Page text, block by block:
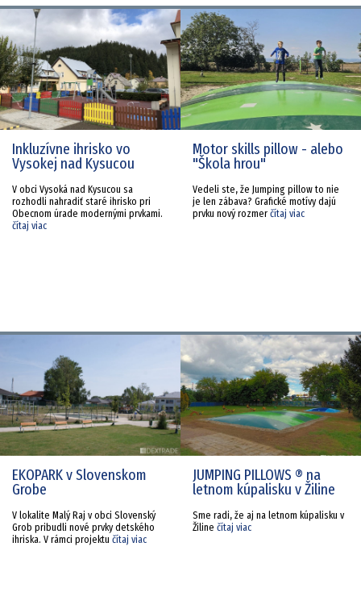
Inkluzívne ihrisko vo
Vysokej nad Kysucou
V obci Vysoká nad Kysucou sa
rozhodli nahradiť staré ihrisko pri
Obecnom úrade modernými prvkami.
čítaj viac
Motor skills pillow - alebo
"Škola hrou"
Vedeli ste, že Jumping pillow to nie
je len zábava? Grafické motívy dajú
prvku nový rozmer čítaj viac
EKOPARK v Slovenskom
Grobe
V lokalite Malý Raj v obci Slovenský
Grob pribudli nové prvky detského
ihriska. V rámci projektu čítaj viac
JUMPING PILLOWS ® na
letnom kúpalisku v Žiline
Sme radi, že aj na letnom kúpalisku v
Žiline čítaj viac